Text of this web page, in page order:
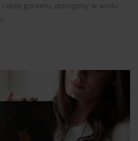
dole gorsetu, dostępny w wielu